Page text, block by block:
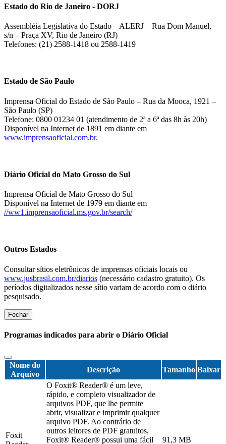
Estado do Rio de Janeiro - DORJ
Assembléia Legislativa do Estado – ALERJ – Rua Dom Manuel,
s/n – Praça XV, Rio de Janeiro (RJ)
Telefones: (21) 2588-1418 ou 2588-1419
Estado de São Paulo
Imprensa Oficial do Estado de São Paulo – Rua da Mooca, 1921 –
São Paulo (SP)
Telefone: 0800 01234 01 (atendimento de 2ª a 6ª das 8h às 20h)
Disponível na Internet de 1891 em diante em
www.imprensaoficial.com.br.
Diário Oficial do Mato Grosso do Sul
Imprensa Oficial de Mato Grosso do Sul
Disponível na Internet de 1979 em diante em
//ww1.imprensaoficial.ms.gov.br/search/
Outros Estados
Consultar sítios eletrônicos de imprensas oficiais locais ou
www.jusbrasil.com.br/diarios (necessário cadastro gratuito). Os
períodos digitalizados nesse sítio variam de acordo com o diário
pesquisado.
Fechar
Programas indicados para abrir o Diário Oficial
Nome do
Arquivo
Descrição Tamanho Baixar
Foxit
O Foxit® Reader® é um leve,
rápido, e completo visualizador de
arquivos PDF, que lhe permite
abrir, visualizar e imprimir qualquer
arquivo PDF. Ao contrário de
outros leitores de PDF gratuitos,
Foxit® Reader® possui uma fácil
91,3 MB